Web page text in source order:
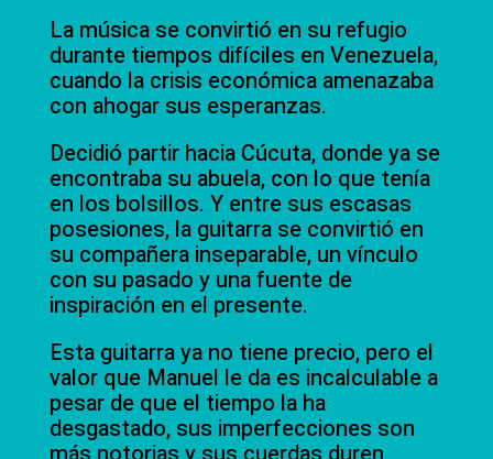
La música se convirtió en su refugio
durante tiempos difíciles en Venezuela,
cuando la crisis económica amenazaba
con ahogar sus esperanzas.
Decidió partir hacia Cúcuta, donde ya se
encontraba su abuela, con lo que tenía
en los bolsillos. Y entre sus escasas
posesiones, la guitarra se convirtió en
su compañera inseparable, un vínculo
con su pasado y una fuente de
inspiración en el presente.
Esta guitarra ya no tiene precio, pero el
valor que Manuel le da es incalculable a
pesar de que el tiempo la ha
desgastado, sus imperfecciones son